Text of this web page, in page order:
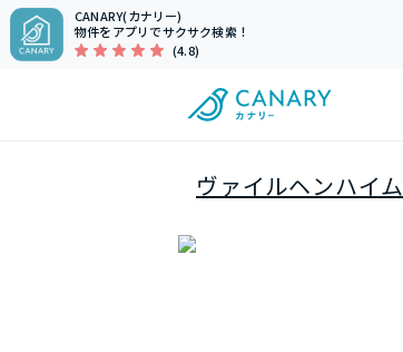
CANARY(カナリー)
物件をアプリでサクサク検索！
(4.8)
ヴァイルヘンハイム